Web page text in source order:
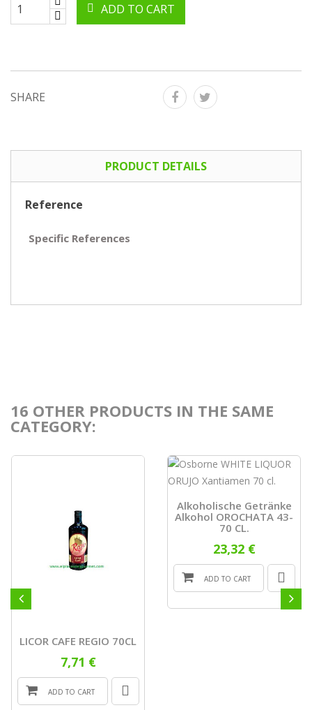
ADD TO CART
SHARE
PRODUCT DETAILS
Reference
Specific References
16 OTHER PRODUCTS IN THE SAME
CATEGORY:
LICOR CAFE REGIO 70CL
7,71 €
ADD TO CART
Alkoholische Getränke
Alkohol OROCHATA 43-
70 CL.
23,32 €
ADD TO CART